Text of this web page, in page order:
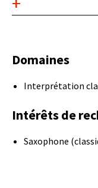
Accordéon
de
Domaines
Interprétation
Intérêts de
Saxophone